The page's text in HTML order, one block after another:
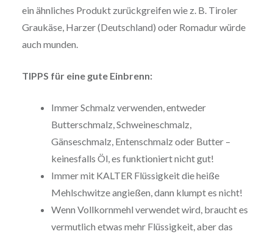
ein ähnliches Produkt zurückgreifen wie z. B. Tiroler
Graukäse, Harzer (Deutschland) oder Romadur würde
auch munden.
TIPPS für eine gute Einbrenn:
Immer Schmalz verwenden, entweder
Butterschmalz, Schweineschmalz,
Gänseschmalz, Entenschmalz oder Butter –
keinesfalls Öl, es funktioniert nicht gut!
Immer mit KALTER Flüssigkeit die heiße
Mehlschwitze angießen, dann klumpt es nicht!
Wenn Vollkornmehl verwendet wird, braucht es
vermutlich etwas mehr Flüssigkeit, aber das